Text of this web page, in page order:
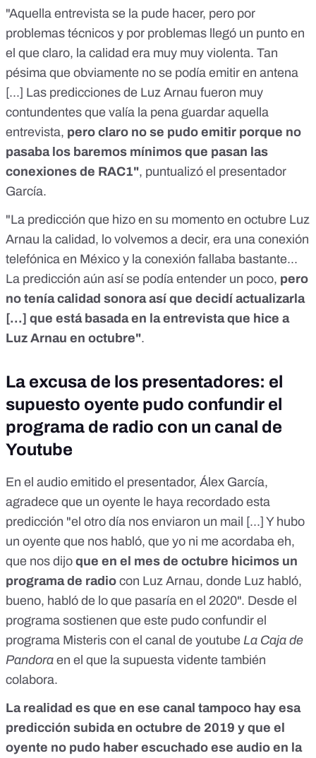
"Aquella entrevista se la pude hacer, pero por
problemas técnicos y por problemas llegó un punto en
el que claro, la calidad era muy muy violenta. Tan
pésima que obviamente no se podía emitir en antena
[...] Las predicciones de Luz Arnau fueron muy
contundentes que valía la pena guardar aquella
entrevista, pero claro no se pudo emitir porque no
pasaba los baremos mínimos que pasan las
conexiones de RAC1", puntualizó el presentador
García.
"La predicción que hizo en su momento en octubre Luz
Arnau la calidad, lo volvemos a decir, era una conexión
telefónica en México y la conexión fallaba bastante...
La predicción aún así se podía entender un poco, pero
no tenía calidad sonora así que decidí actualizarla
[...] que está basada en la entrevista que hice a
Luz Arnau en octubre".
La excusa de los presentadores: el
supuesto oyente pudo confundir el
programa de radio con un canal de
Youtube
En el audio emitido el presentador, Álex García,
agradece que un oyente le haya recordado esta
predicción "el otro día nos enviaron un mail [...] Y hubo
un oyente que nos habló, que yo ni me acordaba eh,
que nos dijo que en el mes de octubre hicimos un
programa de radio con Luz Arnau, donde Luz habló,
bueno, habló de lo que pasaría en el 2020". Desde el
programa sostienen que este pudo confundir el
programa Misteris con el canal de youtube La Caja de
Pandora en el que la supuesta vidente también
colabora.
La realidad es que en ese canal tampoco hay esa
predicción subida en octubre de 2019 y que el
oyente no pudo haber escuchado ese audio en la